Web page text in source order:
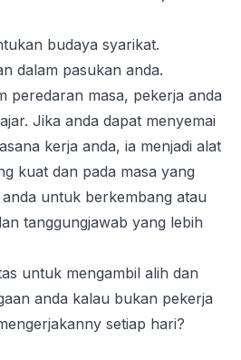
budaya syarikat.
dalam pasukan anda.
peredaran masa, pekerja anda
Jika anda dapat menyemai
kerja anda, ia menjadi alat
kuat dan pada masa yang
untuk berkembang atau
tanggungjawab yang lebih
untuk mengambil alih dan
anda kalau bukan pekerja
setiap hari?